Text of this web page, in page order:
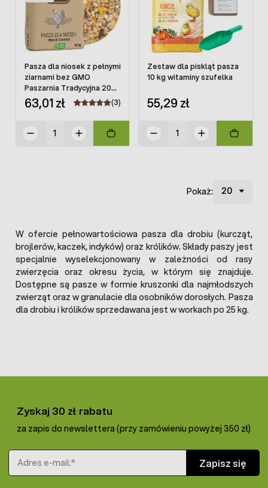
Pasza dla niosek z pełnymi
ziarnami bez GMO
Paszarnia Tradycyjna 20
kg
63,01 zł (3)
Zestaw dla piskląt pasza
10 kg witaminy szufelka
55,29 zł
Pokaż:
W ofercie pełnowartościowa pasza dla drobiu (kurcząt,
brojlerów, kaczek, indyków) oraz królików. Składy paszy jest
specjalnie wyselekcjonowany w zależności od rasy
zwierzęcia oraz okresu życia, w którym się znajduje.
Dostępne są pasze w formie kruszonki dla najmłodszych
zwierząt oraz w granulacie dla osobników dorosłych. Pasza
dla drobiu i królików sprzedawana jest w workach po 25 kg.
Zyskaj 30 zł rabatu
za zapis do newslettera (przy zamówieniu powyżej 350 zł)
Adres e-mail
Zapisz się